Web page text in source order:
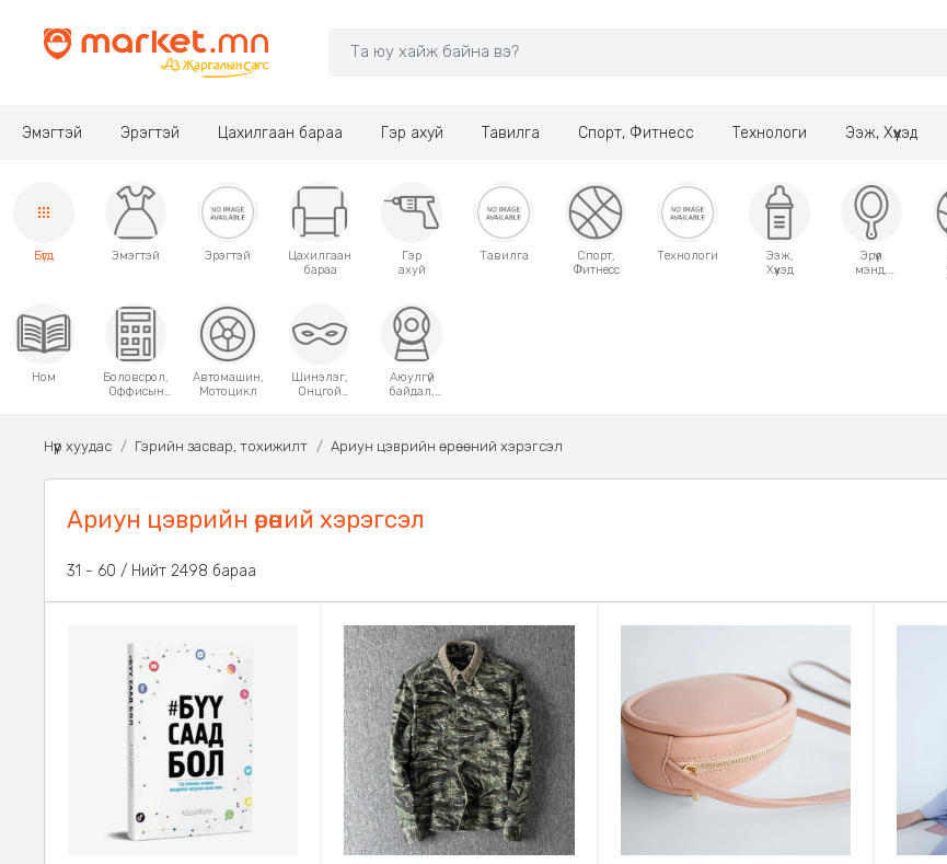
Эмэгтэй Эрэгтэй Цахилгаан бараа Гэр ахуй Тавилга Спорт, Фитнесс Технологи Ээж, Хүүхэд
Бүгд Эмэгтэй Эрэгтэй
Цахилгаан
бараа
Гэр
ахуй
Тавилга
Спорт,
Фитнесс
Технологи
Ээж,
Хүүхэд
Эрүүл
мэнд,
Ном
Боловсрол,
Оффисын
Автомашин,
Мотоцикл
Шинэлэг,
Онцгой
Аюулгүй
байдал,
Нүүр хуудас Гэрийн засвар, тохижилт Ариун цэврийн өрөөний хэрэгсэл
Ариун цэврийн өрөөний хэрэгсэл
31 - 60 / Нийт 2498 бараа